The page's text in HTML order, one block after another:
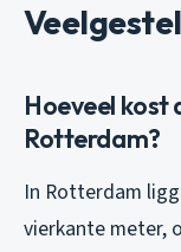
Hoeveel kost
Rotterdam?
In Rotterdam
vierkante meter,